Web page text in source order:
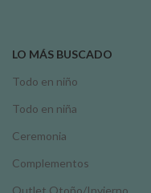
LO MÁS BUSCADO
Todo en niño
Todo en niña
Ceremonia
Complementos
Outlet Otoño/Invierno